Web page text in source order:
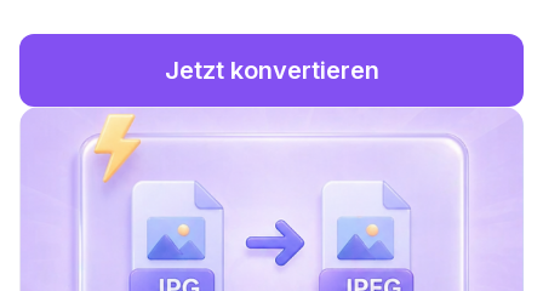
Jetzt konvertieren